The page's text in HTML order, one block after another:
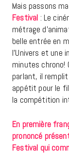
Mais passons
Festival : Le
métrage
belle entrée en
l’Univers et une
minutes
parlant, il
appétit pour le
la compétition
En première
prononcé
Festival qui